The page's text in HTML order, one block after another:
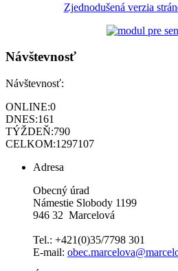
Zjednodušená verzia
Návštevnosť
Návštevnosť:
ONLINE:0
DNES:161
TÝŽDEŇ:790
CELKOM:1297107
Adresa
Obecný úrad
Námestie Slobody 1199
946 32 Marcelová
Tel.: +421(0)35/7798 301
E-mail: